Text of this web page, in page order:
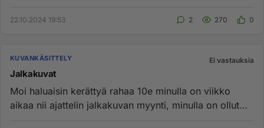
22.10.2024 19:53 2 270 0
KUVANKÄSITTELY Ei vastauksia
Jalkakuvat
Moi haluaisin kerättyä rahaa 10e minulla on viikko
aikaa nii ajattelin jalkakuvan myynti, minulla on ollut